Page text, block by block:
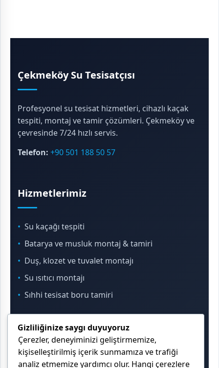
Çekmeköy Su Tesisatçısı
Profesyonel su tesisat hizmetleri, cihazlı kaçak
tespiti, montaj ve tamir çözümleri. Çekmeköy ve
çevresinde 7/24 hızlı servis.
Telefon: +90 501 188 50 57
Hizmetlerimiz
Su kaçağı tespiti
Batarya ve musluk montaj & tamiri
Duş, klozet ve tuvalet montajı
Su ısıtıcı montajı
Sıhhi tesisat boru tamiri
İletişim & Konum
Gizliliğinize saygı duyuyoruz
Çerezler, deneyiminizi geliştirmemize,
kişiselleştirilmiş içerik sunmamıza ve trafiği
analiz etmemize yardımcı olur. Hangi çerezlere